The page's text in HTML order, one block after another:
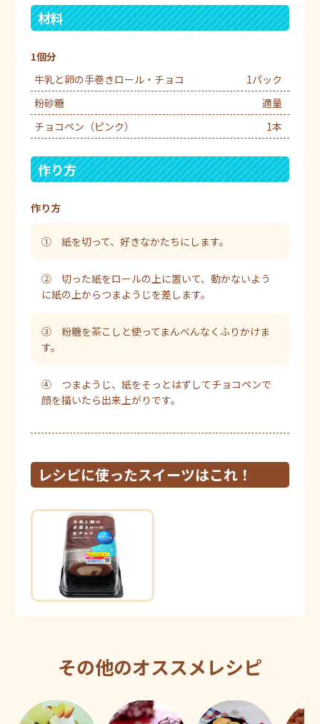
材料
1個分
牛乳と卵の手巻きロール・チョコ
1パック
粉砂糖
適量
チョコペン（ピンク）
1本
作り方
作り方
① 紙を切って、好きなかたちにします。
② 切った紙をロールの上に置いて、動かないよう
に紙の上からつまようじを差します。
③ 粉糖を茶こしと使ってまんべんなくふりかけま
す。
④ つまようじ、紙をそっとはずしてチョコペンで
顔を描いたら出来上がりです。
レシピに使ったスイーツはこれ！
その他のオススメレシピ